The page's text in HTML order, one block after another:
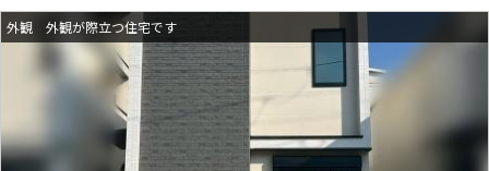
外観 外観が際立つ住宅です